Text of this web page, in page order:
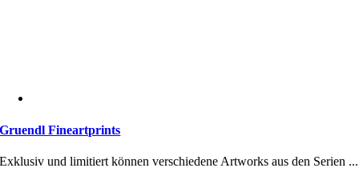
Gruendl Fineartprints
Exklusiv und limitiert können verschiedene Artworks aus den Serien ...